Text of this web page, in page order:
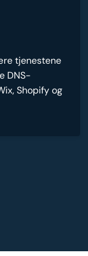
tjenestene
DNS-
Shopify og